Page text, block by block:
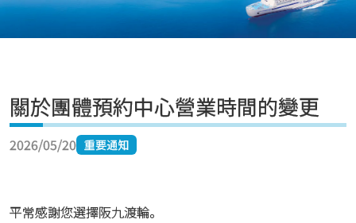
關於團體預約中心營業時間的變更
2026/05/20 重要通知
平常感謝您選擇阪九渡輪。